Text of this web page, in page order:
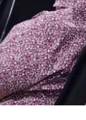
u
s
P
e
n
g
e
m
a